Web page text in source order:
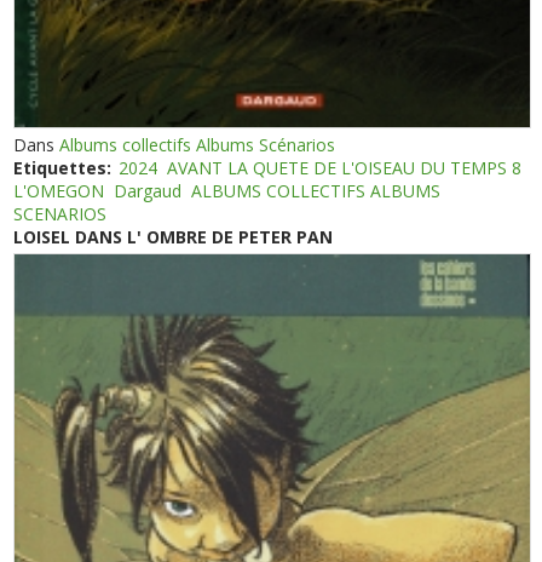
DansAlbums collectifs Albums Scénarios
Etiquettes: 2024 AVANT LA QUETE DE L'OISEAU DU TEMPS 8
L'OMEGON Dargaud ALBUMS COLLECTIFS ALBUMS
SCENARIOS
LOISEL DANS L' OMBRE DE PETER PAN